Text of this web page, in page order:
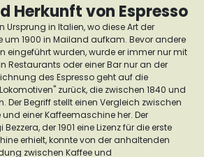
Herkunft von Espresso
Ursprung in Italien, wo diese Art der
um 1900 in Mailand aufkam. Bevor andere
eingeführt wurden, wurde er immer nur mit
Restaurants oder einer Bar nur an der
des Espresso geht auf die
zurück, die zwischen 1840 und
Der Begriff stellt einen Vergleich zwischen
einer Kaffeemaschine her. Der
der 1901 eine Lizenz für die erste
erhielt, konnte von der anhaltenden
zwischen Kaffee und